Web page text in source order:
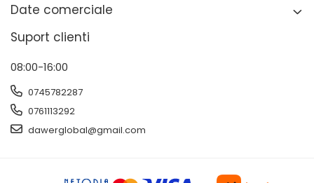
Date comerciale
Suport clienti
08:00-16:00
0745782287
0761113292
dawerglobal@gmail.com